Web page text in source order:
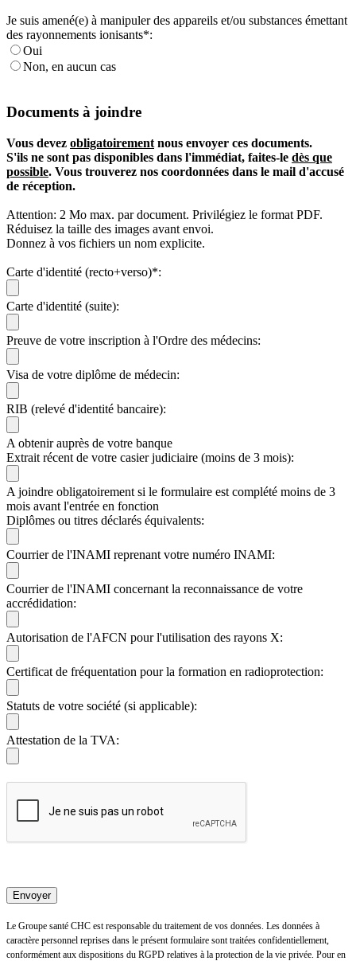
Je suis amené(e) à manipuler des appareils et/ou substances émettant
des rayonnements ionisants*:
Oui
Non, en aucun cas
Documents à joindre
Vous devez obligatoirement nous envoyer ces documents.
S'ils ne sont pas disponibles dans l'immédiat, faites-le dès que
possible. Vous trouverez nos coordonnées dans le mail d'accusé
de réception.
Attention: 2 Mo max. par document. Privilégiez le format PDF.
Réduisez la taille des images avant envoi.
Donnez à vos fichiers un nom explicite.
Carte d'identité (recto+verso)*:
Carte d'identité (suite):
Preuve de votre inscription à l'Ordre des médecins:
Visa de votre diplôme de médecin:
RIB (relevé d'identité bancaire):
A obtenir auprès de votre banque
Extrait récent de votre casier judiciaire (moins de 3 mois):
A joindre obligatoirement si le formulaire est complété moins de 3
mois avant l'entrée en fonction
Diplômes ou titres déclarés équivalents:
Courrier de l'INAMI reprenant votre numéro INAMI:
Courrier de l'INAMI concernant la reconnaissance de votre
accrédidation:
Autorisation de l'AFCN pour l'utilisation des rayons X:
Certificat de fréquentation pour la formation en radioprotection:
Statuts de votre société (si applicable):
Attestation de la TVA:
Le Groupe santé CHC est responsable du traitement de vos données. Les données à
caractère personnel reprises dans le présent formulaire sont traitées confidentiellement,
conformément aux dispositions du RGPD relatives à la protection de la vie privée. Pour en